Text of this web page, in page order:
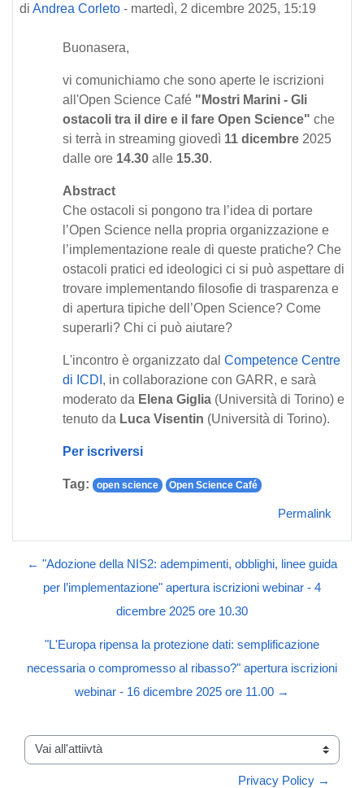
di Andrea Corleto - martedì, 2 dicembre 2025, 15:19
Buonasera,
vi comunichiamo che sono aperte le iscrizioni
all'Open Science Café "Mostri Marini - Gli
ostacoli tra il dire e il fare Open Science" che
si terrà in streaming giovedì 11 dicembre 2025
dalle ore 14.30 alle 15.30.
Abstract
Che ostacoli si pongono tra l’idea di portare
l’Open Science nella propria organizzazione e
l’implementazione reale di queste pratiche? Che
ostacoli pratici ed ideologici ci si può aspettare di
trovare implementando filosofie di trasparenza e
di apertura tipiche dell’Open Science? Come
superarli? Chi ci può aiutare?
L'incontro è organizzato dal Competence Centre
di ICDI , in collaborazione con GARR, e sarà
moderato da Elena Giglia (Università di Torino) e
tenuto da Luca Visentin (Università di Torino).
Per iscriversi
Tag: open science Open Science Café
Permalink
← "Adozione della NIS2: adempimenti, obblighi, linee guida
per l’implementazione" apertura iscrizioni webinar - 4
dicembre 2025 ore 10.30
"L'Europa ripensa la protezione dati: semplificazione
necessaria o compromesso al ribasso?" apertura iscrizioni
webinar - 16 dicembre 2025 ore 11.00 →
Vai all'attiivtà
Privacy Policy →